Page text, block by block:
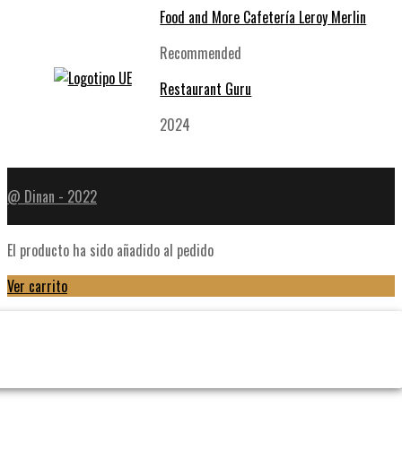
Food and More Cafetería Leroy Merlin
Recommended
Restaurant Guru
2024
@ Dinan - 2022
El producto ha sido añadido al pedido
Ver carrito